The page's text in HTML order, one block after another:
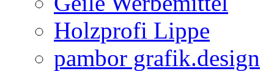
Holzprofi Lippe
pambor grafik.design